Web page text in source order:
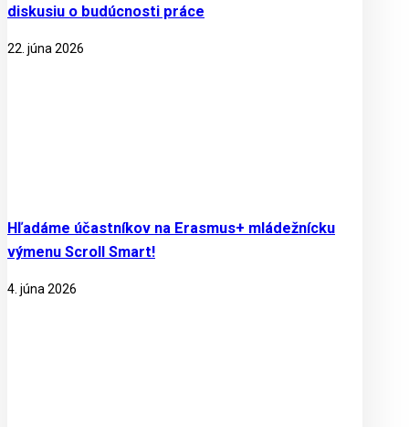
diskusiu o budúcnosti práce
22. júna 2026
Hľadáme účastníkov na Erasmus+ mládežnícku
výmenu Scroll Smart!
4. júna 2026